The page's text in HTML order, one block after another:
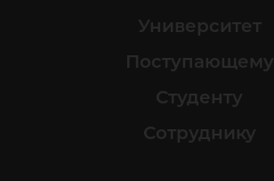
Университет
Поступающему
Студенту
Сотруднику